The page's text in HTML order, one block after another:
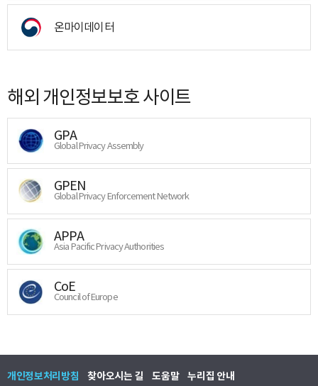
온마이데이터
해외 개인정보보호 사이트
GPA
Global Privacy Assembly
GPEN
Global Privacy Enforcement Network
APPA
Asia Pacific Privacy Authorities
CoE
Council of Europe
개인정보처리방침 찾아오시는 길 도움말 누리집 안내